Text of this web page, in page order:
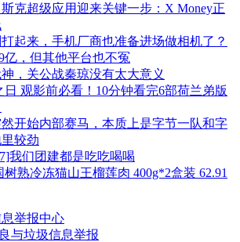
克超级应用迎来关键一步：X Money正
起来，手机厂商也准备进场做相机了？
亿，但其他平台也不冤
，关公战秦琼没有太大意义
日 观影前必看！10分钟看完6部荷兰弟版
开始内部赛马，本质上是字节一队和字
较劲
我们团建都是吃吃喝喝
熟冷冻猫山王榴莲肉 400g*2盒装 62.91
举报中心
与垃圾信息举报